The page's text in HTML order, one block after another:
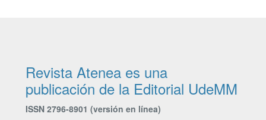
Revista Atenea es una
publicación de la Editorial UdeMM
ISSN 2796-8901 (versión en línea)